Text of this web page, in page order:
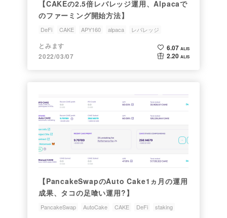
【CAKEの2.5倍レバレッジ運用、Alpacaで
のファーミング開始方法】
DeFi CAKE APY160 alpaca レバレッジ
とみます
2022/03/07
6.07 ALIS
2.20 ALIS
【PancakeSwapのAuto Cake1ヵ月の運用
成果、タコの足喰い運用?】
PancakeSwap AutoCake CAKE DeFi staking